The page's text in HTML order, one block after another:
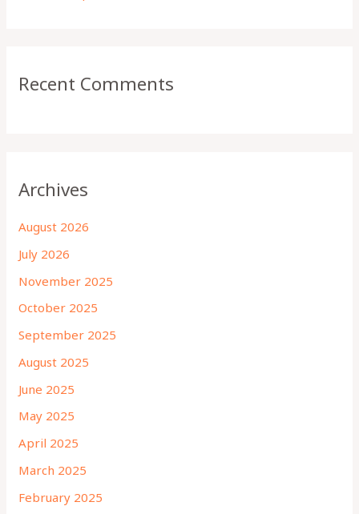
Recent Comments
Archives
August 2026
July 2026
November 2025
October 2025
September 2025
August 2025
June 2025
May 2025
April 2025
March 2025
February 2025